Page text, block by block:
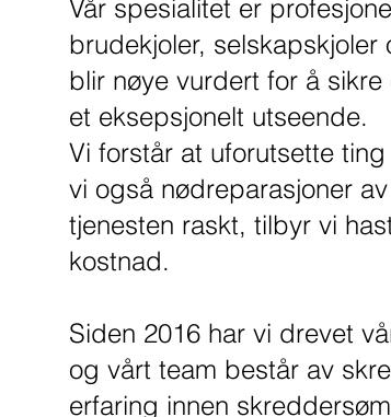
Vår spesialitet er
brudekjoler,
blir nøye vurdert for å
et eksepsjonelt utseende.
Vi forstår at uforutsette
vi også nødreparasjoner
tjenesten raskt, tilbyr vi
kostnad.
Siden 2016 har vi drevet
og vårt team består av
erfaring innen